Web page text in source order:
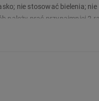
nie stosować bielenia; nie
należy prać przynajmniej 2
Należy też